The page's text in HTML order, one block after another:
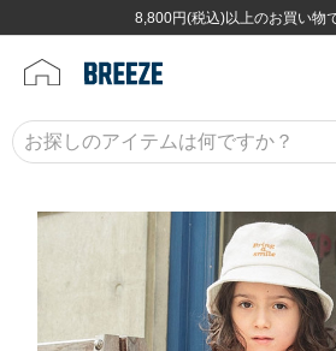
8,800円(税込)以上のお買い物
ほぼ全品半額！！8/12(水)お昼
8,800円(税込)以上のお買い物
ほぼ全品半額！！8/12(水)お昼